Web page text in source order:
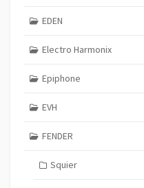
EDEN
Electro Harmonix
Epiphone
EVH
FENDER
Squier